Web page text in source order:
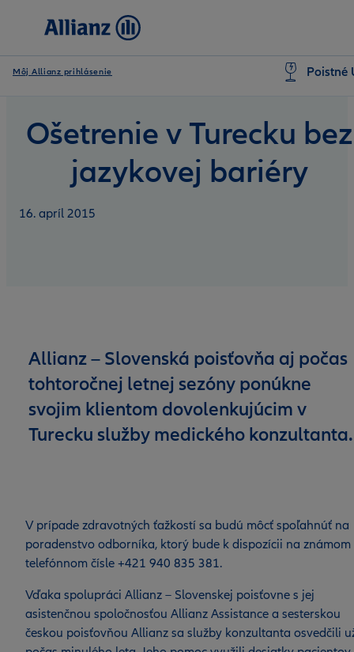
Môj Allianz prihlásenie Poistné
Ošetrenie v Turecku bez
jazykovej bariéry
16. apríl 2015
Allianz – Slovenská poisťovňa aj počas
tohtoročnej letnej sezóny ponúkne
svojim klientom dovolenkujúcim v
Turecku služby medického konzultanta.
V prípade zdravotných ťažkostí sa budú môcť spoľahnúť na
poradenstvo odborníka, ktorý bude k dispozícii na známom
telefónnom čísle +421 940 835 381.
Vďaka spolupráci Allianz – Slovenskej poisťovne s jej
asistenčnou spoločnosťou Allianz Assistance a sesterskou
českou poisťovňou Allianz sa služby konzultanta osvedčili